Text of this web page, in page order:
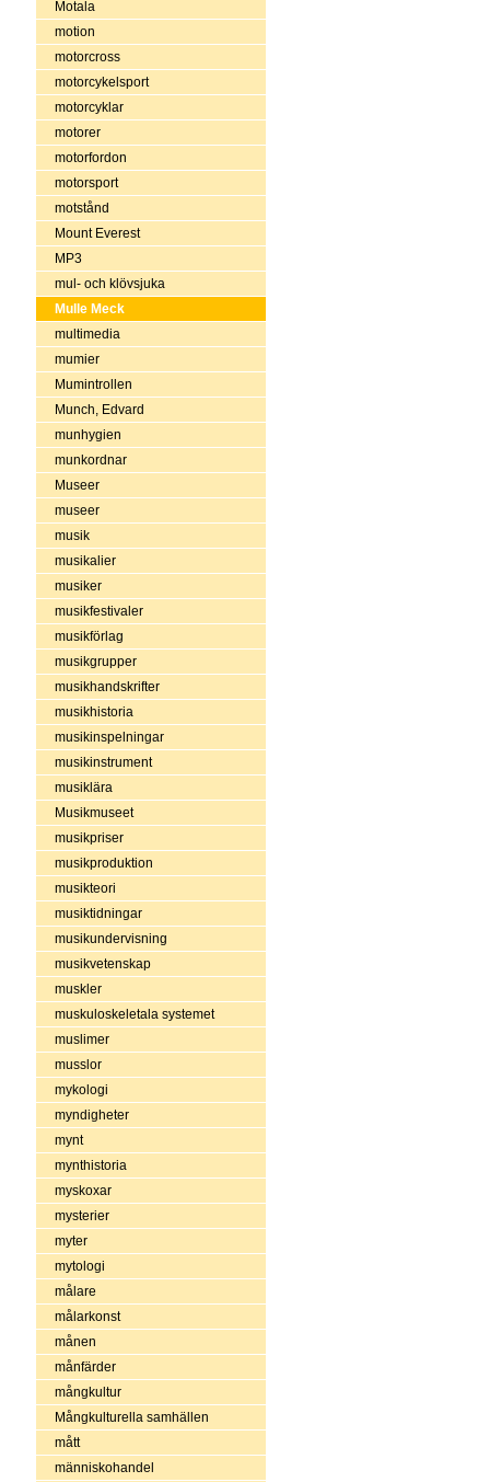
Motala
motion
motorcross
motorcykelsport
motorcyklar
motorer
motorfordon
motorsport
motstånd
Mount Everest
MP3
mul- och klövsjuka
Mulle Meck
multimedia
mumier
Mumintrollen
Munch, Edvard
munhygien
munkordnar
Museer
museer
musik
musikalier
musiker
musikfestivaler
musikförlag
musikgrupper
musikhandskrifter
musikhistoria
musikinspelningar
musikinstrument
musiklära
Musikmuseet
musikpriser
musikproduktion
musikteori
musiktidningar
musikundervisning
musikvetenskap
muskler
muskuloskeletala systemet
muslimer
musslor
mykologi
myndigheter
mynt
mynthistoria
myskoxar
mysterier
myter
mytologi
målare
målarkonst
månen
månfärder
mångkultur
Mångkulturella samhällen
mått
människohandel